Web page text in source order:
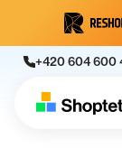
+420 604 600